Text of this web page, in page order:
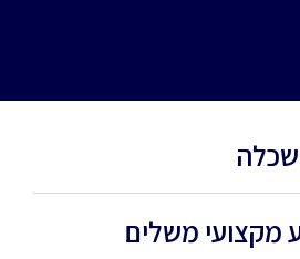
מקצועי משלים